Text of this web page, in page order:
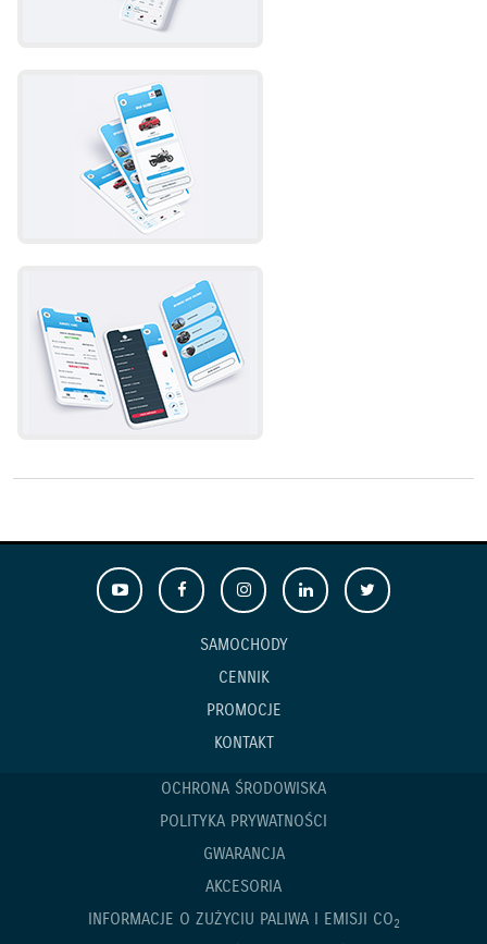
SAMOCHODY
CENNIK
PROMOCJE
KONTAKT
OCHRONA ŚRODOWISKA
POLITYKA PRYWATNOŚCI
GWARANCJA
AKCESORIA
INFORMACJE O ZUŻYCIU PALIWA I EMISJI CO2